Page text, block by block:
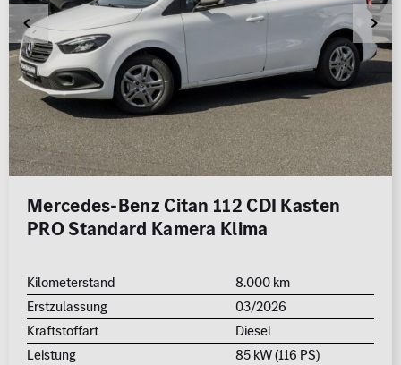
Mercedes-Benz Citan 112 CDI Kasten
PRO Standard Kamera Klima
Kilometerstand
8.000 km
Erstzulassung
03/2026
Kraftstoffart
Diesel
Leistung
85 kW (116 PS)